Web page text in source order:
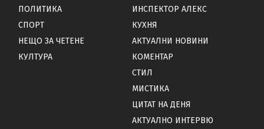
ПОЛИТИКА
СПОРТ
НЕЩО ЗА ЧЕТЕНЕ
КУЛТУРА
ИНСПЕКТОР АЛЕКС
КУХНЯ
АКТУАЛНИ НОВИНИ
КОМЕНТАР
СТИЛ
МИСТИКА
ЦИТАТ НА ДЕНЯ
АКТУАЛНО ИНТЕРВЮ